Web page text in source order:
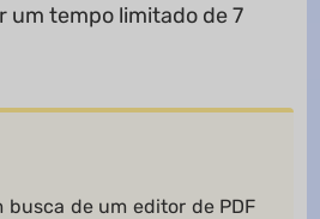
um tempo limitado de 7
busca de um editor de PDF